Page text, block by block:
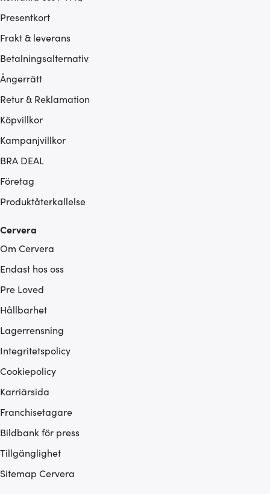
Presentkort
Frakt & leverans
Betalningsalternativ
Ångerrätt
Retur & Reklamation
Köpvillkor
Kampanjvillkor
BRA DEAL
Företag
Produktåterkallelse
Cervera
Om Cervera
Endast hos oss
Pre Loved
Hållbarhet
Lagerrensning
Integritetspolicy
Cookiepolicy
Karriärsida
Franchisetagare
Bildbank för press
Tillgänglighet
Sitemap Cervera